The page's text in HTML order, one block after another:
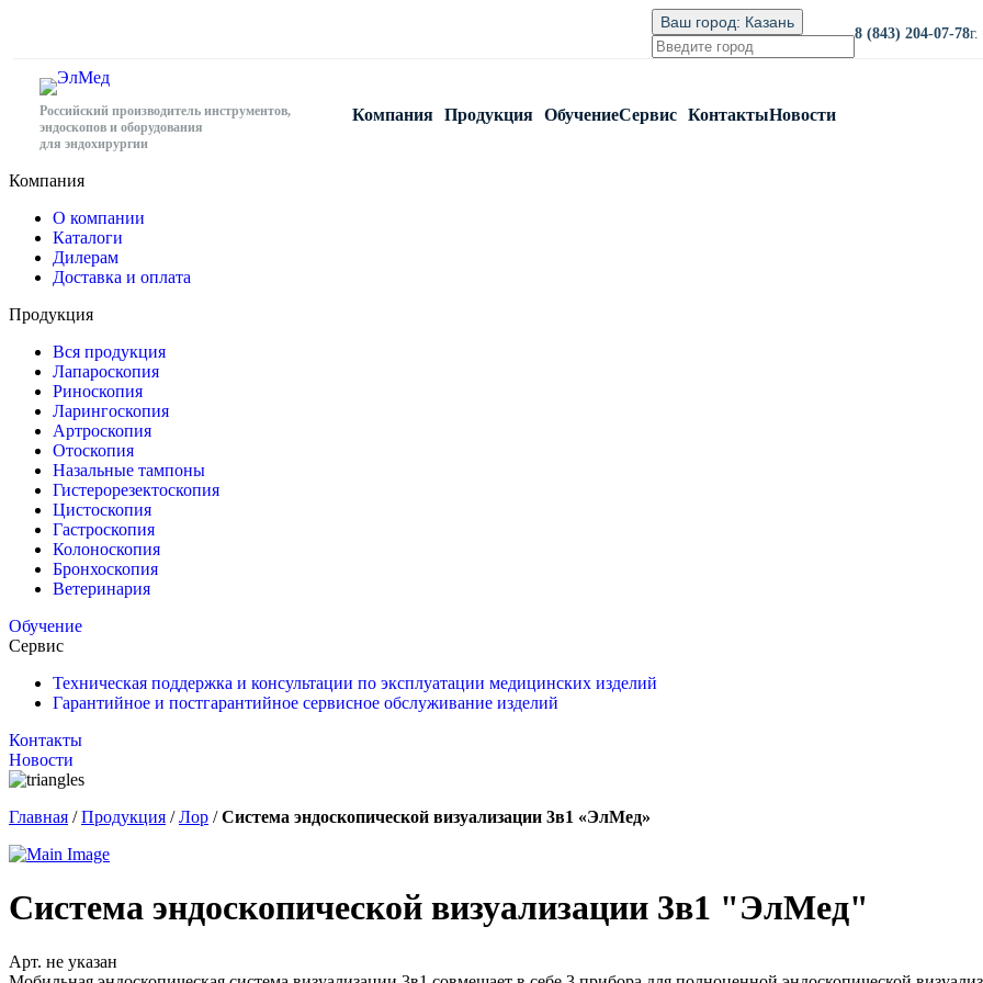
Ваш город: Казань
8 (843) 204-07-78
Российский производитель инструментов,
эндоскопов и оборудования
для эндохирургии
Компания Продукция ОбучениеСервис КонтактыНовости
Компания
О компании
Каталоги
Дилерам
Доставка и оплата
Продукция
Вся продукция
Лапароскопия
Риноскопия
Ларингоскопия
Артроскопия
Отоскопия
Назальные тампоны
Гистерорезектоскопия
Цистоскопия
Гастроскопия
Колоноскопия
Бронхоскопия
Ветеринария
Обучение
Сервис
Техническая поддержка и консультации по эксплуатации медицинских изделий
Гарантийное и постгарантийное сервисное обслуживание изделий
Контакты
Новости
Главная /Продукция /Лор /Система эндоскопической визуализации 3в1 «ЭлМед»
Система эндоскопической визуализации 3в1 "ЭлМед"
Арт. не указан